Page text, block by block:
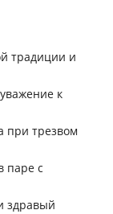
традиции и
к
при трезвом
паре с
здравый